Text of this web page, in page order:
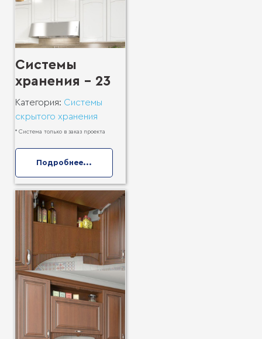
Системы
хранения - 23
Категория: Системы
скрытого хранения
* Система только в заказ проекта
Подробнее...